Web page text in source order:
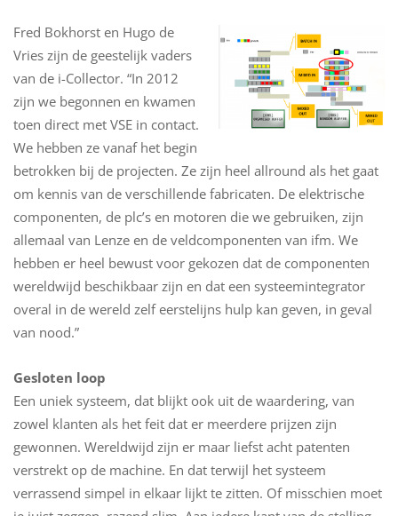
Fred Bokhorst en Hugo de
Vries zijn de geestelijk vaders
van de i-Collector. “In 2012
zijn we begonnen en kwamen
toen direct met VSE in contact.
We hebben ze vanaf het begin
betrokken bij de projecten. Ze zijn heel allround als het gaat
om kennis van de verschillende fabricaten. De elektrische
componenten, de plc’s en motoren die we gebruiken, zijn
allemaal van Lenze en de veldcomponenten van ifm. We
hebben er heel bewust voor gekozen dat de componenten
wereldwijd beschikbaar zijn en dat een systeemintegrator
overal in de wereld zelf eerstelijns hulp kan geven, in geval
van nood.”
Gesloten loop
Een uniek systeem, dat blijkt ook uit de waardering, van
zowel klanten als het feit dat er meerdere prijzen zijn
gewonnen. Wereldwijd zijn er maar liefst acht patenten
verstrekt op de machine. En dat terwijl het systeem
verrassend simpel in elkaar lijkt te zitten. Of misschien moet